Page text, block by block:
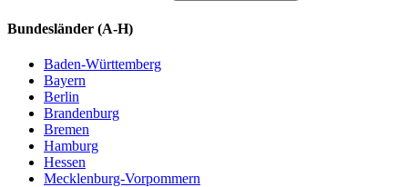
Bundesländer (A-H)
Baden-Württemberg
Bayern
Berlin
Brandenburg
Bremen
Hamburg
Hessen
Mecklenburg-Vorpommern